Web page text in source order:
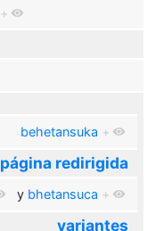
+
behetansuka +
página redirigida
y bhetansuca +
variantes